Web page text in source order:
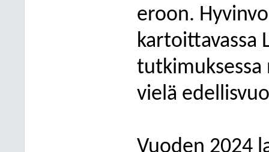
eroon.
kartoittavassa
tutkimuksessa
vielä
Vuoden 2024